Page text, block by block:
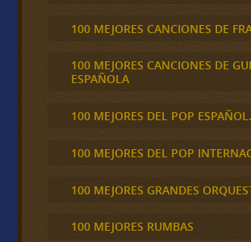
100 MEJORES CANCIONES DE
100 MEJORES CANCIONES DE
ESPAÑOLA
100 MEJORES DEL POP ESPAÑOL.
100 MEJORES DEL POP
100 MEJORES GRANDES
100 MEJORES RUMBAS